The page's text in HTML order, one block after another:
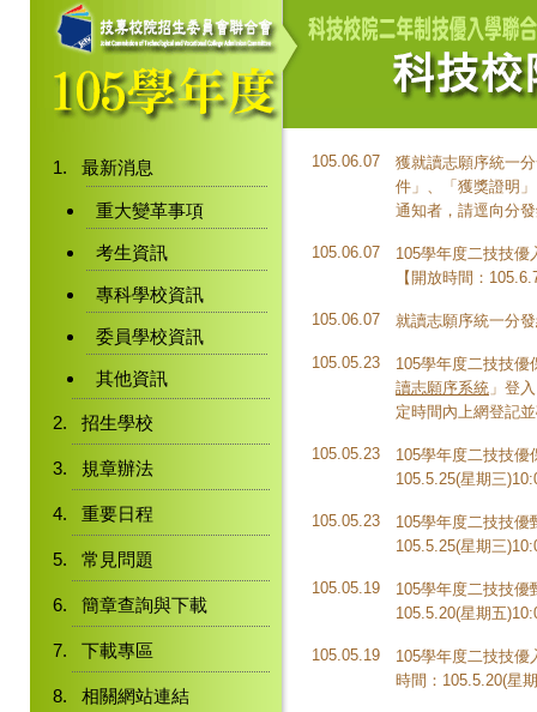
最新消息
重大變革事項
考生資訊
專科學校資訊
委員學校資訊
其他資訊
招生學校
規章辦法
重要日程
常見問題
簡章查詢與下載
下載專區
相關網站連結
105.06.07
獲就讀志願序統一
件」、「獲獎證明
通知者，請逕向分
105.06.07
105學年度二技技優
【開放時間：
105.06.07 就讀志願序統一分
105.05.23
105學年度二技技
讀志願序系統 」登
定時間內上網登記
105.05.23
105學年度二技技優
105.5.25(星期三
105.05.23
105學年度二技技優
105.5.25(星期三
105.05.19
105學年度二技技優
105.5.20(星期五
105.05.19
105學年度二技技優
時間：105.5.20(星